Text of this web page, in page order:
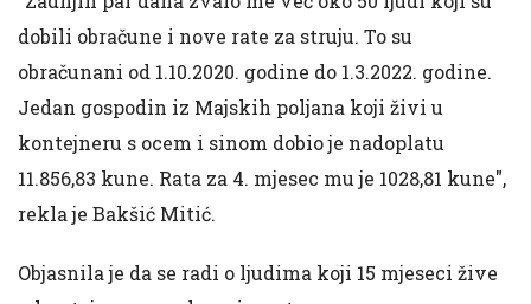
dobili obračune i nove rate za struju. To su
obračunani od 1.10.2020. godine do 1.3.2022. godine.
Jedan gospodin iz Majskih poljana koji živi u
kontejneru s ocem i sinom dobio je nadoplatu
11.856,83 kune. Rata za 4. mjesec mu je 1028,81 kune",
rekla je Bakšić Mitić.
Objasnila je da se radi o ljudima koji 15 mjeseci žive